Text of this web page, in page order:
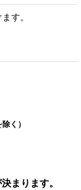
す。
く）
まります。